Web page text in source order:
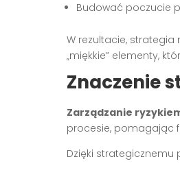
Budować poczucie
W rezultacie, strategia
„miękkie” elementy,
Znaczenie
Zarządzanie
procesie, pomagając
Dzięki strategicznemu